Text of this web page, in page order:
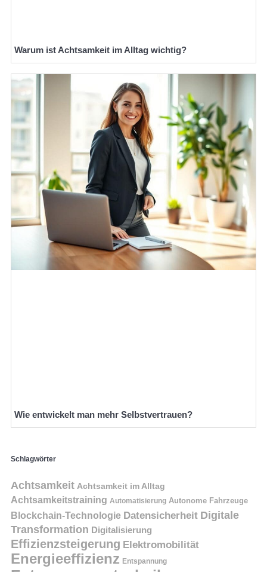
Warum ist Achtsamkeit im Alltag wichtig?
Wie entwickelt man mehr Selbstvertrauen?
Schlagwörter
Achtsamkeit Achtsamkeit im Alltag
Achtsamkeitstraining Automatisierung Autonome Fahrzeuge
Blockchain-Technologie Datensicherheit Digitale
Transformation Digitalisierung
Effizienzsteigerung Elektromobilität
Energieeffizienz Entspannung